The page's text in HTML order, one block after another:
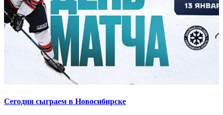
Сегодня сыграем в Новосибирске